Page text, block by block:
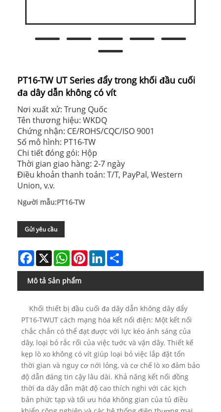
PT16-TW UT Series đẩy trong khối đầu cuối
đa dây dẫn không có vít
Nơi xuất xứ: Trung Quốc
Tên thương hiệu: WKDQ
Chứng nhận: CE/ROHS/CQC/ISO 9001
Số mô hình: PT16-TW
Chi tiết đóng gói: Hộp
Thời gian giao hàng: 2-7 ngày
Điều khoản thanh toán: T/T, PayPal, Western
Union, v.v.
Người mẫu:PT16-TW
Gửi yêu cầu
Facebook
X WhatsAppPinterestLinkedIn
Mô tả Sản phẩm
Khối thiết bị đầu cuối đa dây dẫn không dây đẩy
PT16-TWUT cách mạng hóa kết nối điện: Một kết nối
chắc chắn có thể đạt được với lực kéo ánh sáng của
dây, loại bỏ rắc rối của việc tước và vặn dây. Thiết kế
kẹp lò xo không có vít giúp loại bỏ việc lắp đặt tốn
thời gian và nguy cơ nới lỏng, và cơ chế lò xo đảm bảo
độ dẫn đáng tin cậy lâu dài. Khả năng kết nối đồng
thời đa dây dẫn mật độ cao thích nghi với các kịch
bản phức tạp và tối ưu hóa không gian của tủ điều